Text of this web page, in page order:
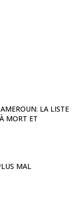
LA LISTE
MORT ET
MAL